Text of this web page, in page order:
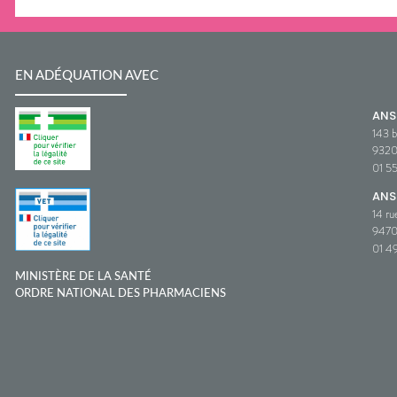
EN ADÉQUATION AVEC
143
01
14
01
MINISTÈRE DE LA SANTÉ
ORDRE NATIONAL DES PHARMACIENS